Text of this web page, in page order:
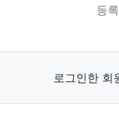
등
로그인한 회